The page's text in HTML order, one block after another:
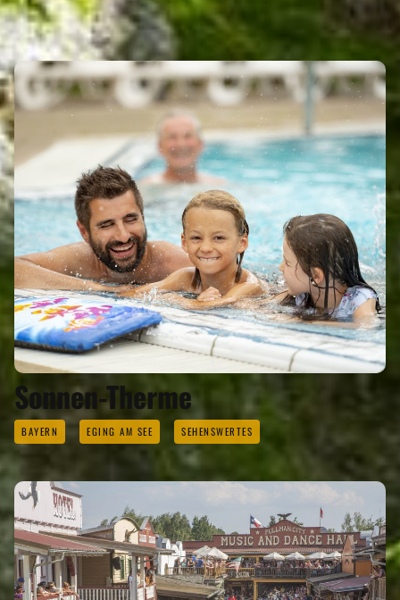
SEHENSWERTES
Sonnen-Therme
BAYERN EGING AM SEE SEHENSWERTES